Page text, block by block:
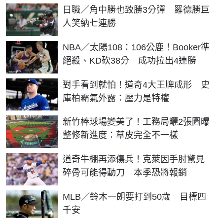
日職／角中勝也致勝3分彈 羅德勝巨
人笑納七連勝
NBA／太陽108：106公鹿！Booker準
絕殺、KD砍38分 成功拉出4連勝
對手看到就怕！道奇4大王牌成形 史
庫柏霸氣外露：壓力是特權
新竹棒球場變美了！工務局曬2張圖曝
整修新進度：草皮完全不一樣
道奇牛棚再添傷兵！克萊因手肘驚見
碎骨可能得動刀 本季恐將報銷
MLB／鈴木一朗要打到50歲 目標四
千安